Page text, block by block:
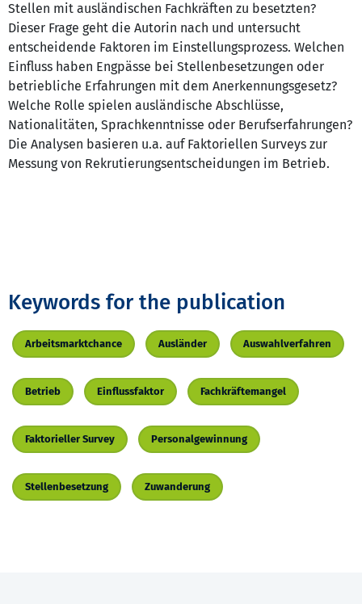
Stellen mit ausländischen Fachkräften zu besetzten?
Dieser Frage geht die Autorin nach und untersucht
entscheidende Faktoren im Einstellungsprozess. Welchen
Einfluss haben Engpässe bei Stellenbesetzungen oder
betriebliche Erfahrungen mit dem Anerkennungsgesetz?
Welche Rolle spielen ausländische Abschlüsse,
Nationalitäten, Sprachkenntnisse oder Berufserfahrungen?
Die Analysen basieren u.a. auf Faktoriellen Surveys zur
Messung von Rekrutierungsentscheidungen im Betrieb.
Keywords for the publication
Arbeitsmarktchance Ausländer Auswahlverfahren
Betrieb Einflussfaktor Fachkräftemangel
Faktorieller Survey Personalgewinnung
Stellenbesetzung Zuwanderung